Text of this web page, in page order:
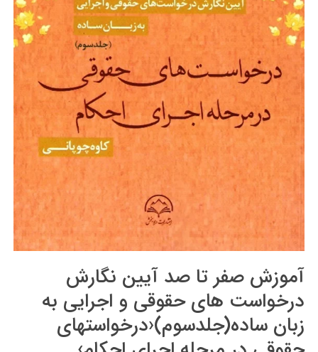
آموزش صفر تا صد آیین نگارش
درخواست های حقوقی و اجرایی به
زبان ساده(جلدسوم)‹درخواستهای